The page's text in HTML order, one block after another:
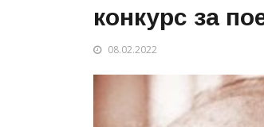
конкурс за
08.02.2022